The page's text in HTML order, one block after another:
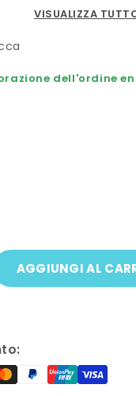
VISUALIZZA
dell'ordine
AGGIUNGI AL